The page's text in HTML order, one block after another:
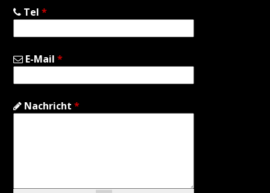
Tel*
E-Mail*
Nachricht*